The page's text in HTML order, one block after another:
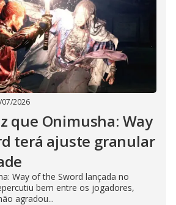
2026
que Onimusha: Way
terá ajuste granular
Way of the Sword lançada no
bem entre os jogadores,
agradou...